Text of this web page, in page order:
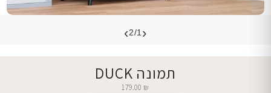
‹
2/1
›
תמונה DUCK
179.00 ₪